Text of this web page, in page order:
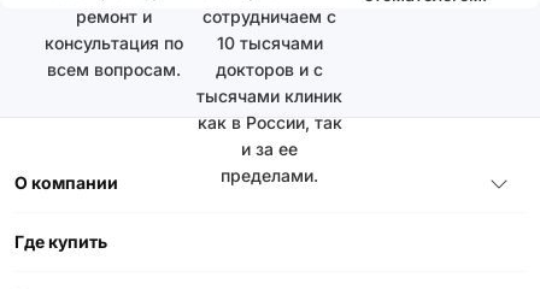
ремонт и
консультация по
всем вопросам.
сотрудничаем с
10 тысячами
докторов и с
тысячами клиник
как в России, так
и за ее
пределами.
О компании
Где купить